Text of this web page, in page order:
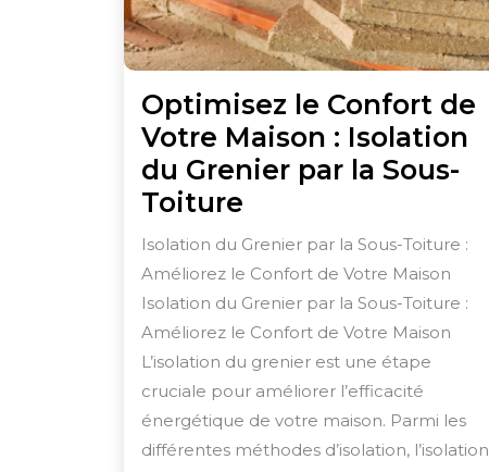
Optimisez le Confort de
Votre Maison : Isolation
du Grenier par la Sous-
Toiture
le
Confort
de
Votre
Maison
:
Isolation
du
Isolation du Grenier par la Sous-Toiture :
Améliorez le Confort de Votre Maison
Isolation du Grenier par la Sous-Toiture :
Améliorez le Confort de Votre Maison
L’isolation du grenier est une étape
cruciale pour améliorer l’efficacité
énergétique de votre maison. Parmi les
différentes méthodes d’isolation, l’isolation